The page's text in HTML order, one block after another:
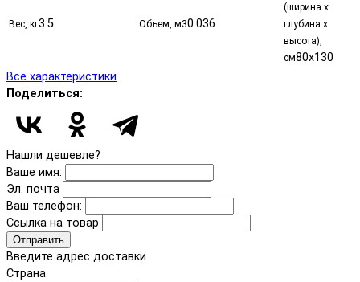
Вес, кг3.5 Объем, м30.036
(ширина х
глубина х
высота),
см80x130
Все характеристики
Поделиться:
Нашли дешевле?
Ваше имя:
Эл. почта
Ваш телефон:
Ссылка на товар
Отправить
Введите адрес доставки
Страна